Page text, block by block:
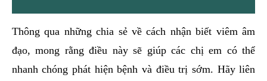
Thông qua những chia sẻ về cách nhận biết viêm âm
đạo, mong rằng điều này sẽ giúp các chị em có thể
nhanh chóng phát hiện bệnh và điều trị sớm. Hãy liên